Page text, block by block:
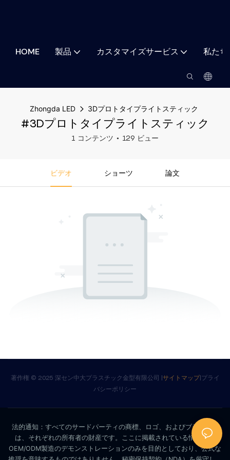
HOME 製品 カスタマイズサービス 私た
Zhongda LED 3Dプロトタイプライトスティック
#3Dプロトタイプライトスティック
1 コンテンツ 129 ビュー
ビデオ ショーツ 論文
著作権 © 2025 深セン中大プラスチック金型有限公司 |サイトマップ|プライ
バシーポリシー
法的通知：すべてのサードパーティの商標、ロゴ、およびブランド名
は、それぞれの所有者の財産です。ここに掲載されている情報は、
OEM/ODM製造のデモンストレーションのみを目的としており、公式な